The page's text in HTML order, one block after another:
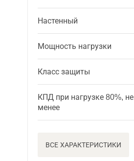
Настенный
Мощность нагрузки
Класс защиты
КПД при нагрузке 80%, не
менее
ВСЕ ХАРАКТЕРИСТИКИ